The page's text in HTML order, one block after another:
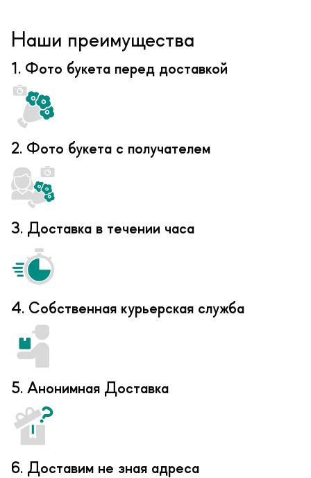
Наши преимущества
1. Фото букета перед доставкой
2. Фото букета с получателем
3. Доставка в течении часа
4. Собственная курьерская служба
5. Анонимная Доставка
6. Доставим не зная адреса